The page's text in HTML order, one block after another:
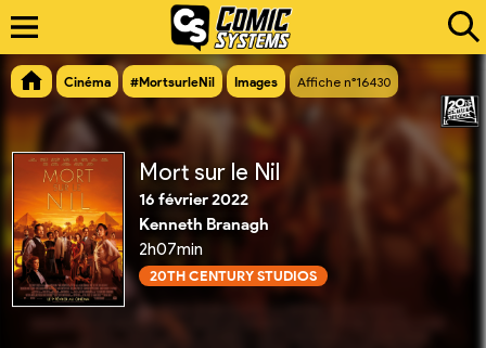
Cinéma #MortsurleNil Images Affiche n°16430
Mort sur le Nil
16 février 2022
Kenneth Branagh
2h07min
20TH CENTURY STUDIOS